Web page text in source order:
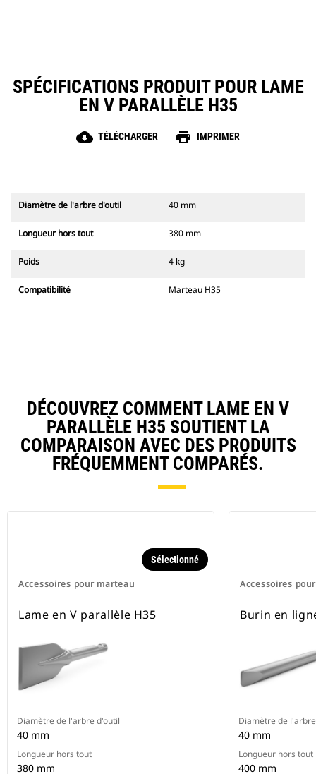
SPÉCIFICATIONS PRODUIT POUR LAME
EN V PARALLÈLE H35
cloud_download TÉLÉCHARGER print IMPRIMER
Diamètre de l'arbre d'outil 40 mm
Longueur hors tout 380 mm
Poids 4 kg
Compatibilité Marteau H35
DÉCOUVREZ COMMENT LAME EN V
PARALLÈLE H35 SOUTIENT LA
COMPARAISON AVEC DES PRODUITS
FRÉQUEMMENT COMPARÉS.
Accessoires pour marteau
Sélectionné
Lame en V parallèle H35
Diamètre de l'arbre d'outil
40 mm
Longueur hors tout
380 mm
Accessoires
Burin en
Diamètre de
40 mm
Longueur hors tout
400 mm